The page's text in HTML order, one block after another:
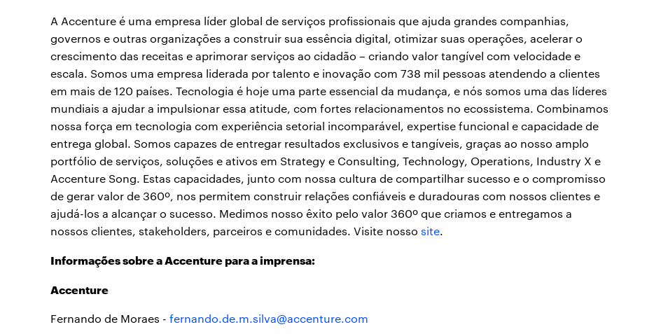
A Accenture é uma empresa líder global de serviços profissionais que ajuda grandes companhias,
governos e outras organizações a construir sua essência digital, otimizar suas operações, acelerar o
crescimento das receitas e aprimorar serviços ao cidadão – criando valor tangível com velocidade e
escala. Somos uma empresa liderada por talento e inovação com 738 mil pessoas atendendo a clientes
em mais de 120 países. Tecnologia é hoje uma parte essencial da mudança, e nós somos uma das líderes
mundiais a ajudar a impulsionar essa atitude, com fortes relacionamentos no ecossistema. Combinamos
nossa força em tecnologia com experiência setorial incomparável, expertise funcional e capacidade de
entrega global. Somos capazes de entregar resultados exclusivos e tangíveis, graças ao nosso amplo
portfólio de serviços, soluções e ativos em Strategy e Consulting, Technology, Operations, Industry X e
Accenture Song. Estas capacidades, junto com nossa cultura de compartilhar sucesso e o compromisso
de gerar valor de 360º, nos permitem construir relações confiáveis e duradouras com nossos clientes e
ajudá-los a alcançar o sucesso. Medimos nosso êxito pelo valor 360º que criamos e entregamos a
nossos clientes, stakeholders, parceiros e comunidades. Visite nosso site.
Informações sobre a Accenture para a imprensa:
Accenture
Fernando de Moraes - fernando.de.m.silva@accenture.com